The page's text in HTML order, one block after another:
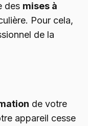
des mises à
Pour cela,
de la
de votre
appareil cesse